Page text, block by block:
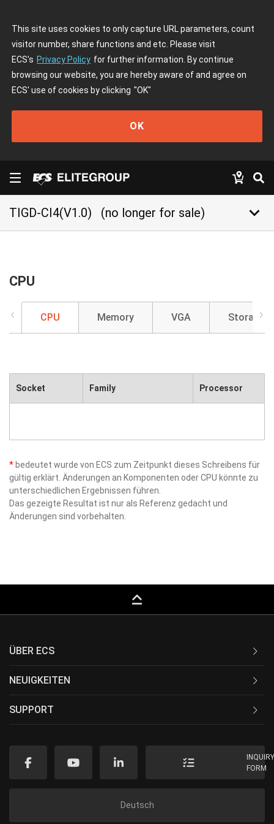
This site uses cookies to only capture URL parameters, count
visitor number, share functions and etc. Please visit
ECS's Privacy Policy for further information. By continue
browsing our website, you are hereby aware of and agree on
ECS' use of cookies by clicking "OK"
OK
TIGD-CI4(V1.0) (no longer for sale) keyboard_arrow_down
CPU
CPU Memory VGA Storage
Socket Family Processor
* bedeutet wurde von ECS zum Zeitpunkt dieses Schreibens für
gültig erklärt. Änderungen an Komponenten oder CPU könnte zu
unterschiedlichen Ergebnissen führen.
Das gezeigte Resultat ist nur als Referenz gedacht und
Änderungen sind vorbehalten.
keyboard_capslock
ÜBER ECS
NEUIGKEITEN
SUPPORT
FORM
Deutsch